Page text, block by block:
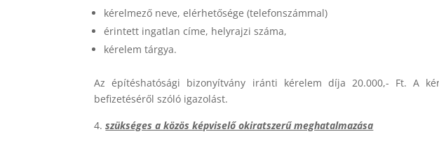
kérelmező neve, elérhetősége (telefonszámmal)
érintett ingatlan címe, helyrajzi száma,
kérelem tárgya.
Az építéshatósági bizonyítvány iránti kérelem díja 20.000,- Ft. A
befizetéséről szóló igazolást.
szükséges a közös képviselő okiratszerű meghatalmazása